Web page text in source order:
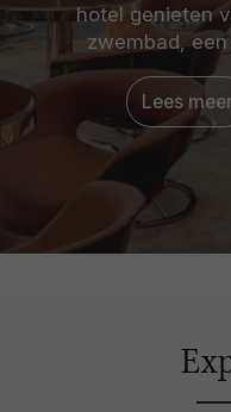
hotel genieten
zwembad,
Lees